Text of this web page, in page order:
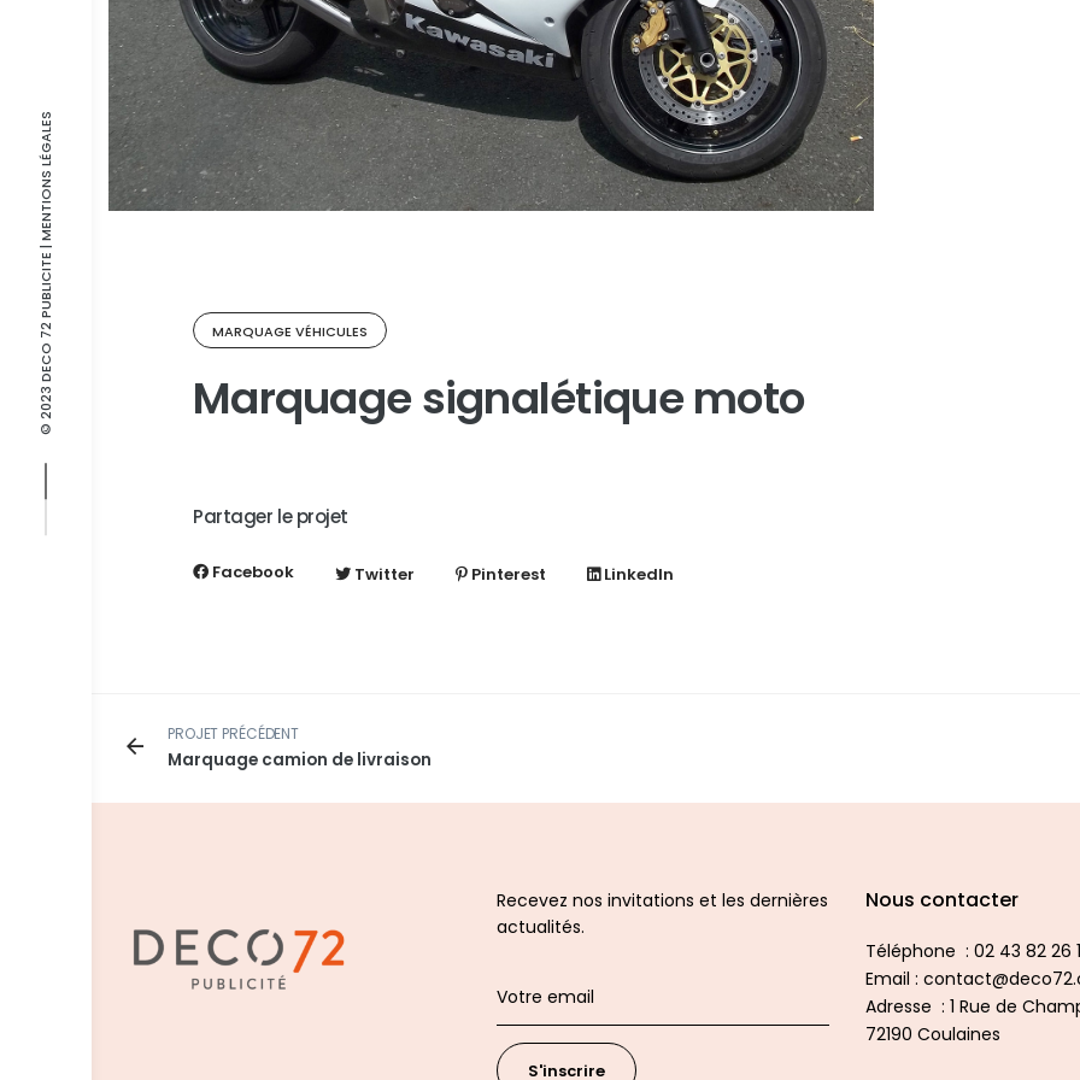
© 2023 DECO 72 PUBLICITE
| MENTIONS LÉGALES
MARQUAGE VÉHICULES
Marquage signalétique moto
Partager le projet
Facebook Twitter Pinterest LinkedIn
PROJET PRÉCÉDENT
Marquage camion de livraison
Recevez nos invitations et les dernières
actualités.
S'inscrire
Nous contacter
Téléphone : 02 43 82 26
Email :
Adresse : 1 Rue de
72190 Coulaines